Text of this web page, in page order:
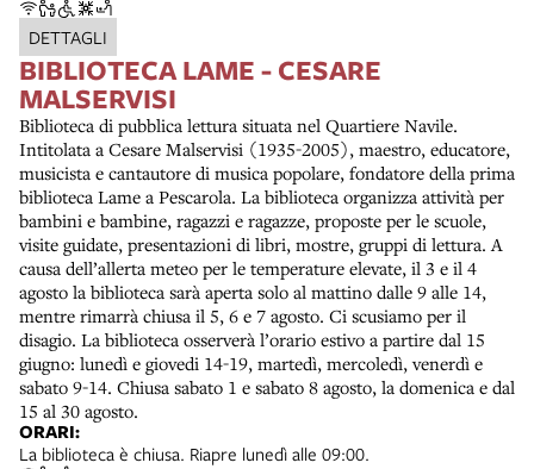
DETTAGLI
BIBLIOTECA LAME - CESARE
MALSERVISI
Biblioteca di pubblica lettura situata nel Quartiere Navile.
Intitolata a Cesare Malservisi (1935-2005), maestro, educatore,
musicista e cantautore di musica popolare, fondatore della prima
biblioteca Lame a Pescarola. La biblioteca organizza attività per
bambini e bambine, ragazzi e ragazze, proposte per le scuole,
visite guidate, presentazioni di libri, mostre, gruppi di lettura. A
causa dell’allerta meteo per le temperature elevate, il 3 e il 4
agosto la biblioteca sarà aperta solo al mattino dalle 9 alle 14,
mentre rimarrà chiusa il 5, 6 e 7 agosto. Ci scusiamo per il
disagio. La biblioteca osserverà l’orario estivo a partire dal 15
giugno: lunedì e giovedi 14-19, martedì, mercoledì, venerdì e
sabato 9-14. Chiusa sabato 1 e sabato 8 agosto, la domenica e dal
15 al 30 agosto.
ORARI:
La biblioteca è chiusa. Riapre lunedì alle 09:00.